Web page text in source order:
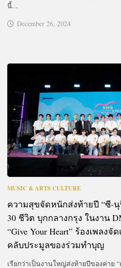
นี้...
December 26, 2024
MUSIC & ARTS CULTURE
ความสุขจัดหนักส่งท้ายปี “ซี-
30 ชีวิต บุกกลางกรุง ในงาน
“Give Your Heart” ร้องเพลง
คลับประมูลของร่วมทำบุญ
เรียกว่าเป็นงานใหญ่ส่งท้ายปีของค่าย